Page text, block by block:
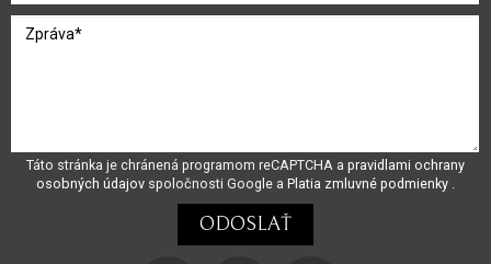
Táto stránka je chránená programom reCAPTCHA a pravidlami ochrany
osobných údajov spoločnosti Google a Platia zmluvné podmienky .